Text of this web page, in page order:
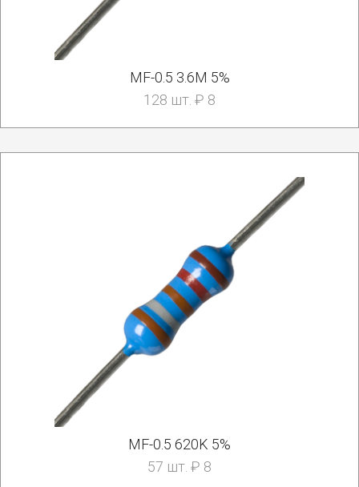
MF-0.5 3.6M 5%
128 шт. ₽ 8
MF-0.5 620K 5%
57 шт. ₽ 8